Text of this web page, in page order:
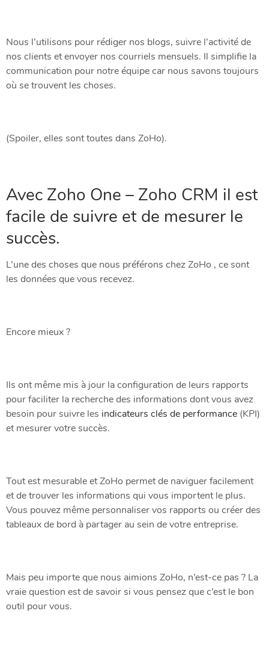
Nous l’utilisons pour rédiger nos blogs, suivre l’activité de
nos clients et envoyer nos courriels mensuels. Il simplifie la
communication pour notre équipe car nous savons toujours
où se trouvent les choses.
(Spoiler, elles sont toutes dans ZoHo).
Avec Zoho One – Zoho CRM il est
facile de suivre et de mesurer le
succès.
L’une des choses que nous préférons chez ZoHo , ce sont
les données que vous recevez.
Encore mieux ?
Ils ont même mis à jour la configuration de leurs rapports
pour faciliter la recherche des informations dont vous avez
besoin pour suivre les indicateurs clés de performance (KPI)
et mesurer votre succès.
Tout est mesurable et ZoHo permet de naviguer facilement
et de trouver les informations qui vous importent le plus.
Vous pouvez même personnaliser vos rapports ou créer des
tableaux de bord à partager au sein de votre entreprise.
Mais peu importe que nous aimions ZoHo, n’est-ce pas ? La
vraie question est de savoir si vous pensez que c’est le bon
outil pour vous.